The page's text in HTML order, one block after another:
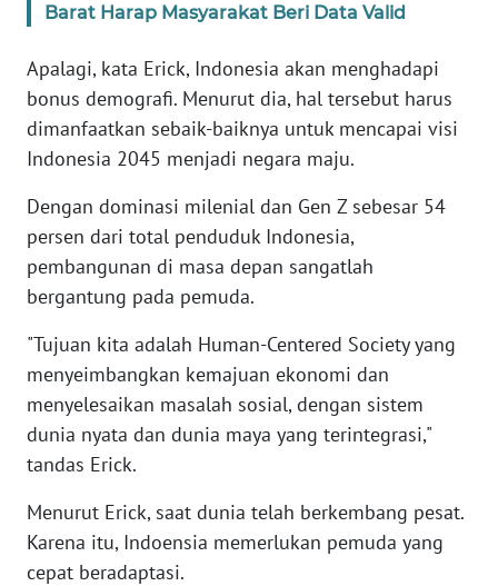
Barat Harap Masyarakat Beri Data Valid
Apalagi, kata Erick, Indonesia akan menghadapi
bonus demografi. Menurut dia, hal tersebut harus
dimanfaatkan sebaik-baiknya untuk mencapai visi
Indonesia 2045 menjadi negara maju.
Dengan dominasi milenial dan Gen Z sebesar 54
persen dari total penduduk Indonesia,
pembangunan di masa depan sangatlah
bergantung pada pemuda.
"Tujuan kita adalah Human-Centered Society yang
menyeimbangkan kemajuan ekonomi dan
menyelesaikan masalah sosial, dengan sistem
dunia nyata dan dunia maya yang terintegrasi,"
tandas Erick.
Menurut Erick, saat dunia telah berkembang pesat.
Karena itu, Indoensia memerlukan pemuda yang
cepat beradaptasi.
PAPUA
WN
PAPUA
BARAT
RIAU
WN
SERAMBI
WN
WN
SULTRA
WN